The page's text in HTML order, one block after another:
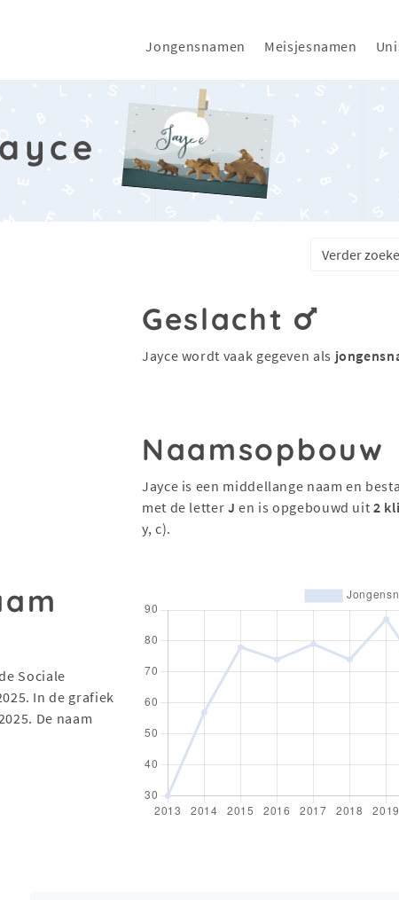
Jongensnamen Meisjesnamen
Geslacht
Jayce wordt vaak gegeven als
Naamsopbouw
Jayce is een middellange naam en
met de letter J en is opgebouwd uit2
y, c).
Sociale
In de grafiek
De naam